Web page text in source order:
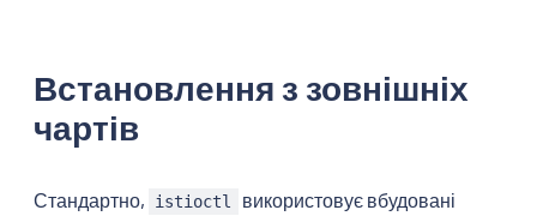
Встановлення з зовнішніх
чартів
Стандартно, istioctl
використовує вбудовані